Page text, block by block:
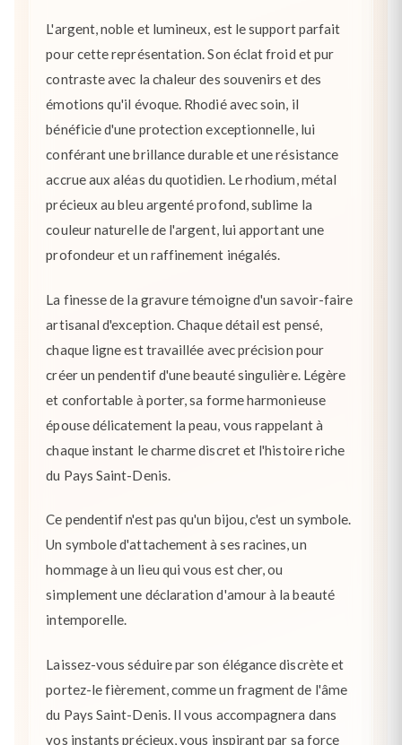
L'argent, noble et lumineux, est le support parfait
pour cette représentation. Son éclat froid et pur
contraste avec la chaleur des souvenirs et des
émotions qu'il évoque. Rhodié avec soin, il
bénéficie d'une protection exceptionnelle, lui
conférant une brillance durable et une résistance
accrue aux aléas du quotidien. Le rhodium, métal
précieux au bleu argenté profond, sublime la
couleur naturelle de l'argent, lui apportant une
profondeur et un raffinement inégalés.
La finesse de la gravure témoigne d'un savoir-faire
artisanal d'exception. Chaque détail est pensé,
chaque ligne est travaillée avec précision pour
créer un pendentif d'une beauté singulière. Légère
et confortable à porter, sa forme harmonieuse
épouse délicatement la peau, vous rappelant à
chaque instant le charme discret et l'histoire riche
du Pays Saint-Denis.
Ce pendentif n'est pas qu'un bijou, c'est un symbole.
Un symbole d'attachement à ses racines, un
hommage à un lieu qui vous est cher, ou
simplement une déclaration d'amour à la beauté
intemporelle.
Laissez-vous séduire par son élégance discrète et
portez-le fièrement, comme un fragment de l'âme
du Pays Saint-Denis. Il vous accompagnera dans
vos instants précieux, vous inspirant par sa force